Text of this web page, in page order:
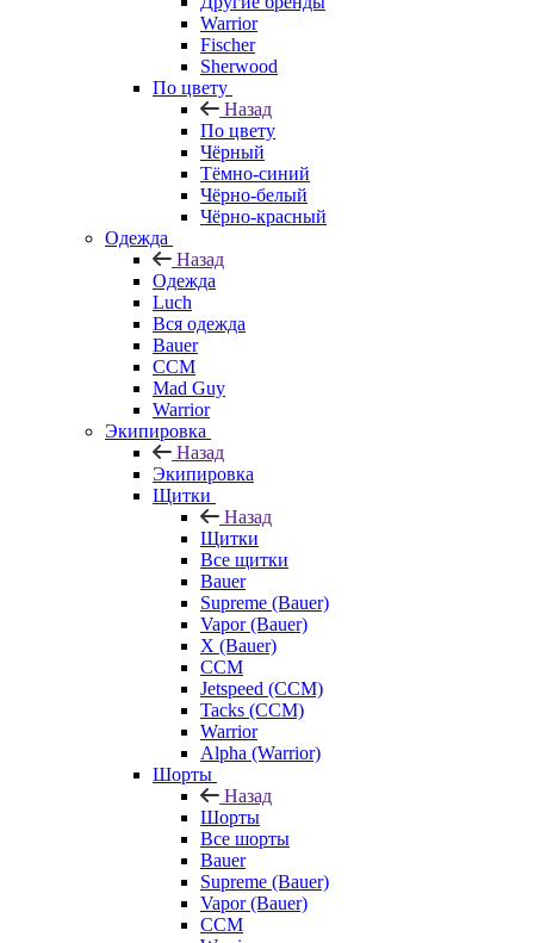
Warrior
Fischer
Sherwood
По цвету
Назад
По цвету
Чёрный
Тёмно-синий
Чёрно-белый
Чёрно-красный
Одежда
Назад
Одежда
Luch
Вся одежда
Bauer
CCM
Mad Guy
Warrior
Экипировка
Назад
Экипировка
Щитки
Назад
Щитки
Все щитки
Bauer
Supreme (Bauer)
Vapor (Bauer)
X (Bauer)
CCM
Jetspeed (CCM)
Tacks (CCM)
Warrior
Alpha (Warrior)
Шорты
Назад
Шорты
Все шорты
Bauer
Supreme (Bauer)
Vapor (Bauer)
CCM